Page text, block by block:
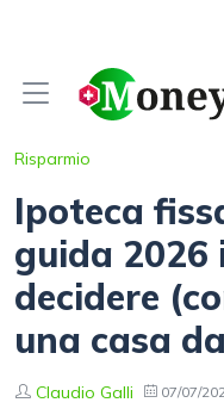
Risparmio
Ipoteca
guida 2026
decidere
una casa
Claudio Galli 07/07/